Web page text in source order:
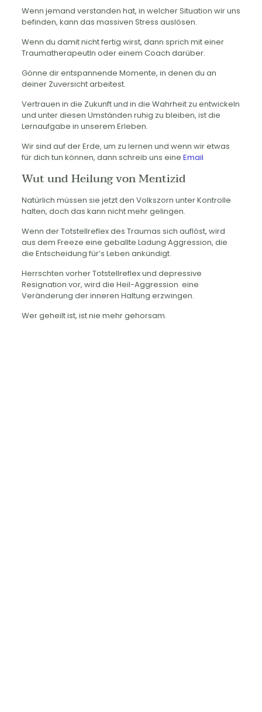
Wenn jemand verstanden hat, in welcher Situation wir uns
befinden, kann das massiven Stress auslösen.
Wenn du damit nicht fertig wirst, dann sprich mit einer
TraumatherapeutIn oder einem Coach darüber.
Gönne dir entspannende Momente, in denen du an
deiner Zuversicht arbeitest.
Vertrauen in die Zukunft und in die Wahrheit zu entwickeln
und unter diesen Umständen ruhig zu bleiben, ist die
Lernaufgabe in unserem Erleben.
Wir sind auf der Erde, um zu lernen und wenn wir etwas
für dich tun können, dann schreib uns eine Email
Wut und Heilung von Mentizid
Natürlich müssen sie jetzt den Volkszorn unter Kontrolle
halten, doch das kann nicht mehr gelingen.
Wenn der Totstellreflex des Traumas sich auflöst, wird
aus dem Freeze eine geballte Ladung Aggression, die
die Entscheidung für’s Leben ankündigt.
Herrschten vorher Totstellreflex und depressive
Resignation vor, wird die Heil-Aggression eine
Veränderung der inneren Haltung erzwingen.
Wer geheilt ist, ist nie mehr gehorsam.